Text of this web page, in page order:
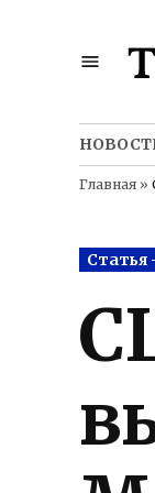
Главная »
Posted
in
Статья